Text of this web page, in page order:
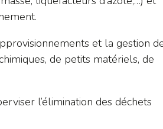
et la gestion
de petits matériels, de
l’élimination des déchets